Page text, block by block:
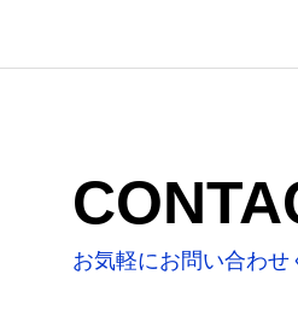
お気軽にお問い合わせ